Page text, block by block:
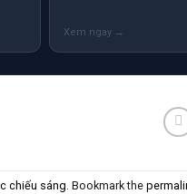
chiếu sáng. Bookmark the